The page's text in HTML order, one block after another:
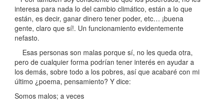
interesa para nada lo del cambio climático, están a lo que
están, es decir, ganar dinero tener poder, etc… ¡buena
gente, claro que sí!. Un funcionamiento evidentemente
nefasto.
Esas personas son malas porque sí, no les queda otra,
pero de cualquier forma podrían tener interés en ayudar a
los demás, sobre todo a los pobres, así que acabaré con mi
último ¿poema, pensamiento? Y dice:
Somos malos; a veces